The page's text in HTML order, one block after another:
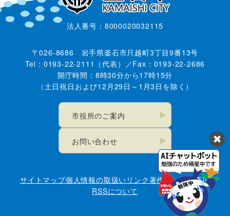
法人番号：8000020032115
〒026-8686 岩手県釜石市只越町3丁目9番13号
Tel：0193-22-2111（代表）／Fax：0193-22-2686
開庁時間：8時30分から17時15分
（土日祝日および12月29日～1月3日を除く）
市役所のご案内
お問い合わせ
サイトマップ個人情報の取扱い リンク著作権・免責事項
RSSについて